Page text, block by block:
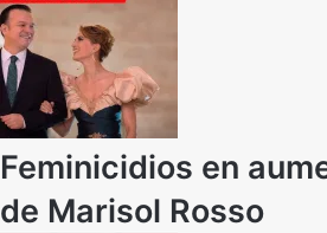
Feminicidios en
de Marisol Rosso